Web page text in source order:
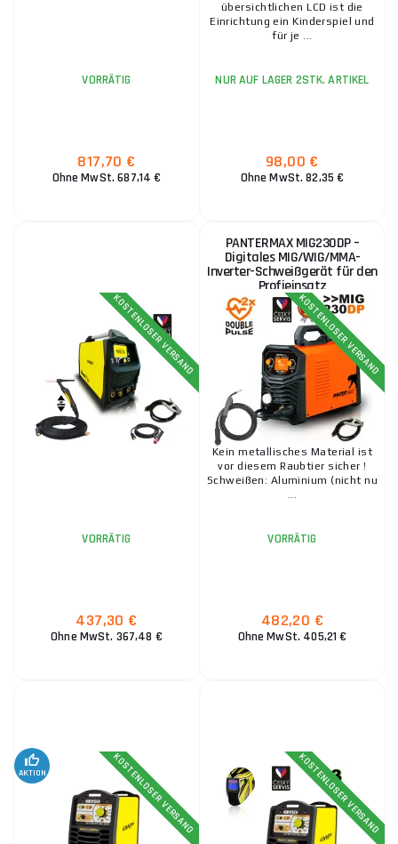
VORRÄTIG
817,70 €
Ohne MwSt. 687,14 €
übersichtlichen LCD ist die
Einrichtung ein Kinderspiel und
für je ...
NUR AUF LAGER 2STK. ARTIKEL
98,00 €
Ohne MwSt. 82,35 €
KOSTENLOSER VERSAND
VORRÄTIG
437,30 €
Ohne MwSt. 367,48 €
PANTERMAX MIG230DP –
Digitales MIG/WIG/MMA-
Inverter-Schweißgerät für den
Profieinsatz
KOSTENLOSER VERSAND
Kein metallisches Material ist
vor diesem Raubtier sicher !
Schweißen: Aluminium (nicht nu
...
VORRÄTIG
482,20 €
Ohne MwSt. 405,21 €
AKTION KOSTENLOSER VERSAND KOSTENLOSER VERSAND